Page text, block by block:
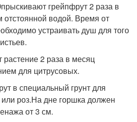
грейпфрут 2 раза в
отстоянной водой. Время от
устраивать душ для того
2 раза в месяц
для цитрусовых.
в специальный грунт для
роз.На дне горшка должен
от 3 см.